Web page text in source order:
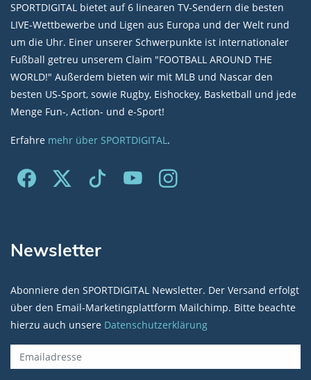
SPORTDIGITAL bietet auf 6 linearen TV-Sendern die besten
LIVE-Wettbewerbe und Ligen aus Europa und der Welt rund
um die Uhr. Einer unserer Schwerpunkte ist internationaler
Fußball getreu unserem Claim "FOOTBALL AROUND THE
WORLD!" Außerdem bieten wir mit MLB und Nascar den
besten US-Sport, sowie Rugby, Eishockey, Basketball und jede
Menge Fun-, Action- und e-Sport!
Erfahre mehr über SPORTDIGITAL.
Newsletter
Abonniere den SPORTDIGITAL Newsletter. Der Versand erfolgt
über den Email-Marketingplattform Mailchimp. Bitte beachte
hierzu auch unsere Datenschutzerklärung